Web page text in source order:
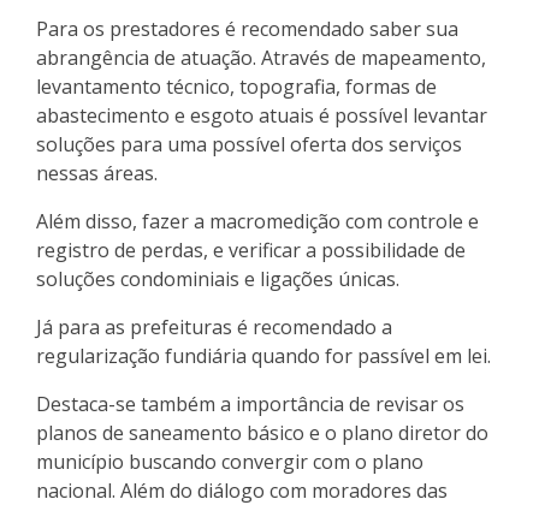
Para os prestadores é recomendado saber sua
abrangência de atuação. Através de mapeamento,
levantamento técnico, topografia, formas de
abastecimento e esgoto atuais é possível levantar
soluções para uma possível oferta dos serviços
nessas áreas.
Além disso, fazer a macromedição com controle e
registro de perdas, e verificar a possibilidade de
soluções condominiais e ligações únicas.
Já para as prefeituras é recomendado a
regularização fundiária quando for passível em lei.
Destaca-se também a importância de revisar os
planos de saneamento básico e o plano diretor do
município buscando convergir com o plano
nacional. Além do diálogo com moradores das